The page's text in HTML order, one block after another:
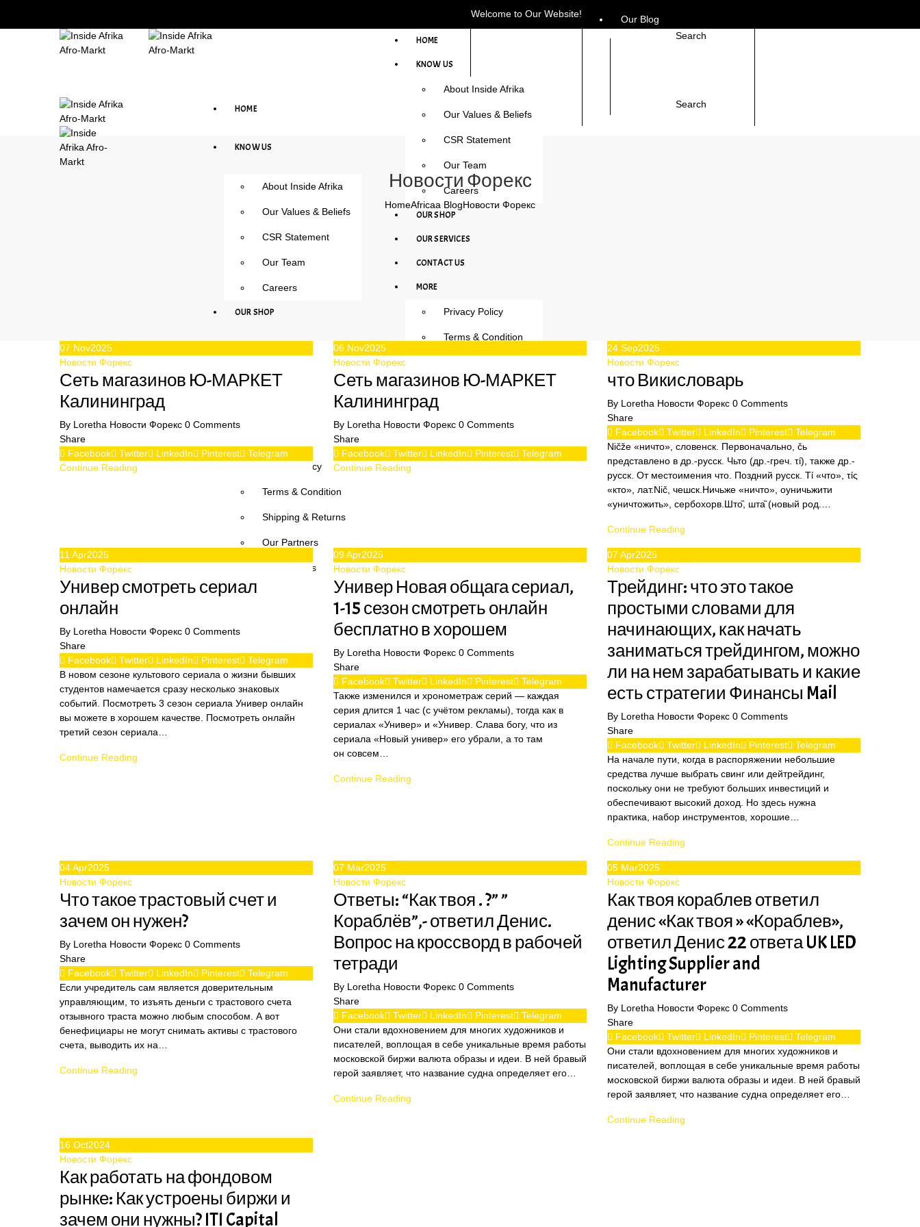
Welcome to Our Website! Our Blog
HOME
KNOW US
About Inside Afrika
Our Values & Beliefs
CSR Statement
Our Team
Careers
OUR SHOP
OUR SERVICES
CONTACT US
MORE
Privacy Policy
Terms & Condition
Our Partners
Search
HOME
KNOW US
About Inside Afrika
Our Values & Beliefs
CSR Statement
Our Team
Careers
OUR SHOP
CONTACT US
MORE
Privacy Policy
Terms & Condition
Shipping & Returns
Our Partners
Our Projects
OUR BLOG
Search
Новости Форекс
HomeAfricaa BlogНовости Форекс
07 Nov2025
Новости Форекс
Сеть магазинов Ю-МАРКЕТ
Калининград
By Loretha Новости Форекс 0 Comments
Share
Facebook
Twitter LinkedIn Pinterest
Telegram
Continue Reading
06 Nov2025
Новости Форекс
Сеть магазинов Ю-МАРКЕТ
Калининград
By Loretha Новости Форекс 0 Comments
Share
Facebook
Twitter LinkedIn Pinterest
Telegram
Continue Reading
24 Sep2025
Новости Форекс
что Викисловарь
By Loretha Новости Форекс 0 Comments
Share
Facebook
Twitter LinkedIn Pinterest
Telegram
Ničžе «ничто», словенск. Первоначально, čь
представлено в др.-русск. Чьто (др.-греч. τί), также др.-
русск. От местоимения что. Поздний русск. Τί «что», τίς
«кто», лат.Nič, чешск.Ничьже «ничто», оуничьжити
«уничтожить», сербохорв.Што̏, шта̏ (новый род.…
Continue Reading
11 Apr2025
Новости Форекс
Универ смотреть сериал
онлайн
By Loretha Новости Форекс 0 Comments
Share
Facebook
Twitter LinkedIn Pinterest
Telegram
В новом сезоне культового сериала о жизни бывших
студентов намечается сразу несколько знаковых
событий. Посмотреть 3 сезон сериала Универ онлайн
вы можете в хорошем качестве. Посмотреть онлайн
третий сезон сериала…
Continue Reading
09Apr2025
Новости Форекс
Универ Новая общага сериал,
1-15 сезон смотреть онлайн
бесплатно в хорошем
By Loretha Новости Форекс 0 Comments
Share
Facebook
Twitter LinkedIn Pinterest
Telegram
Также изменился и хронометраж серий — каждая
серия длится 1 час (с учётом рекламы), тогда как в
сериалах «Универ» и «Универ. Слава богу, что из
сериала «Новый универ» его убрали, а то там
он совсем…
Continue Reading
07 Apr2025
Новости Форекс
Трейдинг: что это такое
простыми словами для
начинающих, как начать
заниматься трейдингом, можно
ли на нем зарабатывать и какие
есть стратегии Финансы Mail
By Loretha Новости Форекс 0 Comments
Share
Facebook
Twitter LinkedIn Pinterest
Telegram
На начале пути, когда в распоряжении небольшие
средства лучше выбрать свинг или дейтрейдинг,
поскольку они не требуют больших инвестиций и
обеспечивают высокий доход. Но здесь нужна
практика, набор инструментов, хорошие…
Continue Reading
04Apr2025
Новости Форекс
Что такое трастовый счет и
зачем он нужен?
By Loretha Новости Форекс 0 Comments
Share
Facebook
Twitter LinkedIn Pinterest
Telegram
Если учредитель сам является доверительным
управляющим, то изъять деньги с трастового счета
отзывного траста можно любым способом. А вот
бенефициары не могут снимать активы с трастового
счета, выводить их на…
Continue Reading
07 Mar2025
Новости Форекс
Ответы: “Как твоя . ?” ”
Кораблёв”,- ответил Денис.
Вопрос на кроссворд в рабочей
тетради
By Loretha Новости Форекс 0 Comments
Share
Facebook
Twitter LinkedIn Pinterest
Telegram
Они стали вдохновением для многих художников и
писателей, воплощая в себе уникальные время работы
московской биржи валюта образы и идеи. В ней бравый
герой заявляет, что название судна определяет его…
Continue Reading
05 Mar2025
Новости Форекс
Как твоя кораблев ответил
денис «Как твоя » «Кораблев»,
ответил Денис 22 ответа UK LED
Lighting Supplier and
Manufacturer
By Loretha Новости Форекс 0 Comments
Share
Facebook
Twitter LinkedIn Pinterest
Telegram
Они стали вдохновением для многих художников и
писателей, воплощая в себе уникальные время работы
московской биржи валюта образы и идеи. В ней бравый
герой заявляет, что название судна определяет его…
Continue Reading
16 Oct2024
Новости Форекс
Как работать на фондовом
рынке: Как устроены биржи и
зачем они нужны? ITI Capital